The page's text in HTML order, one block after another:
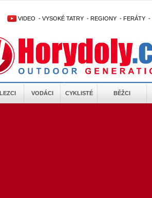
VIDEO - VYSOKÉ TATRY - REGIONY - FERÁTY -
VODÁCI CYKLISTÉ BĚŽCI